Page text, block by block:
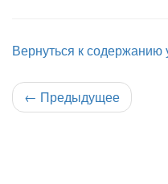
Вернуться к содержанию
← Предыдущее